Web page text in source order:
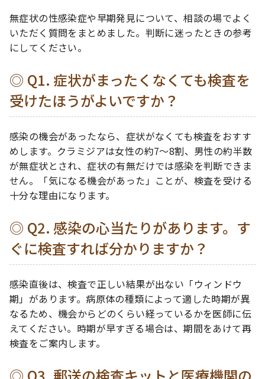
無症状の性感染症や早期発見について、相談の場でよく
いただく質問をまとめました。判断に迷ったときの参考
にしてください。
Q1. 症状がまったくなくても検査を
受けたほうがよいですか？
感染の機会があったなら、症状がなくても検査をおすす
めします。クラミジアは女性の約7〜8割、男性の約半数
が無症状とされ、症状の有無だけでは感染を判断できま
せん。「気になる機会があった」ことが、検査を受ける
十分な理由になります。
Q2. 感染の心当たりがあります。す
ぐに検査すれば分かりますか？
感染直後は、検査で正しい結果が出ない「ウィンドウ
期」があります。病原体の種類によって適した時期が異
なるため、機会からどのくらい経っているかを医師に伝
えてください。時期が早すぎる場合は、期間をあけて再
検査をご案内します。